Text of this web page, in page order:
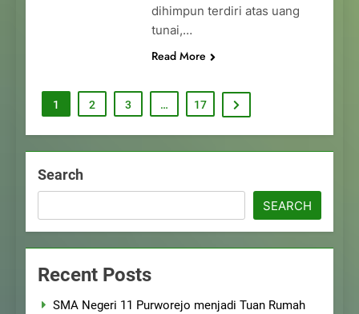
dihimpun terdiri atas uang
tunai,…
Read More
1 2 3 … 17
Search
SEARCH
Recent Posts
SMA Negeri 11 Purworejo menjadi Tuan Rumah